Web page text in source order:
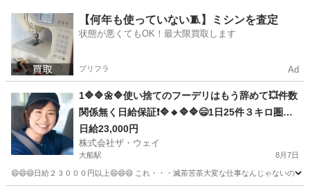
神奈川 大和市 大和駅 ドライバー ネットスーパー
【何年も使っていない🧵】ミシンを査定
状態が悪くてもOK！最大限買取します
プリフラ Ad
1🔷🔷🌼🔷使い捨てのフーデリはもう辞めて💥件数
関係無く日給保証❗🔷🔸🔷🔷😄1日25件３キロ圏内
の配送❗️朝10：30出勤で2.3万円以上を楽々GET✨
✨
日給23,000円
株式会社ザ・ウェイ
大船駅 8月7日
😄😄😄日給２３０００円以上😄😄😄 これ・・・滅茶苦茶大変な仕事なんじゃないの